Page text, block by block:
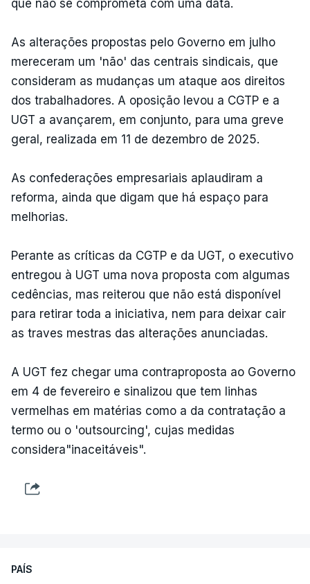
que não se comprometa com uma data.
As alterações propostas pelo Governo em julho
mereceram um 'não' das centrais sindicais, que
consideram as mudanças um ataque aos direitos
dos trabalhadores. A oposição levou a CGTP e a
UGT a avançarem, em conjunto, para uma greve
geral, realizada em 11 de dezembro de 2025.
As confederações empresariais aplaudiram a
reforma, ainda que digam que há espaço para
melhorias.
Perante as críticas da CGTP e da UGT, o executivo
entregou à UGT uma nova proposta com algumas
cedências, mas reiterou que não está disponível
para retirar toda a iniciativa, nem para deixar cair
as traves mestras das alterações anunciadas.
A UGT fez chegar uma contraproposta ao Governo
em 4 de fevereiro e sinalizou que tem linhas
vermelhas em matérias como a da contratação a
termo ou o 'outsourcing', cujas medidas
considera"inaceitáveis".
PAÍS